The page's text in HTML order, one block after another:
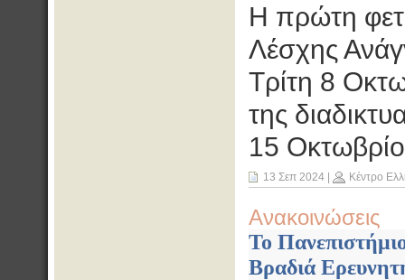
Η πρώτη
Λέσχης
Τρίτη 8
της
15
13 Σεπ 2024 Κέντρο
Ανακοινώσεις
Το
Βραδιά